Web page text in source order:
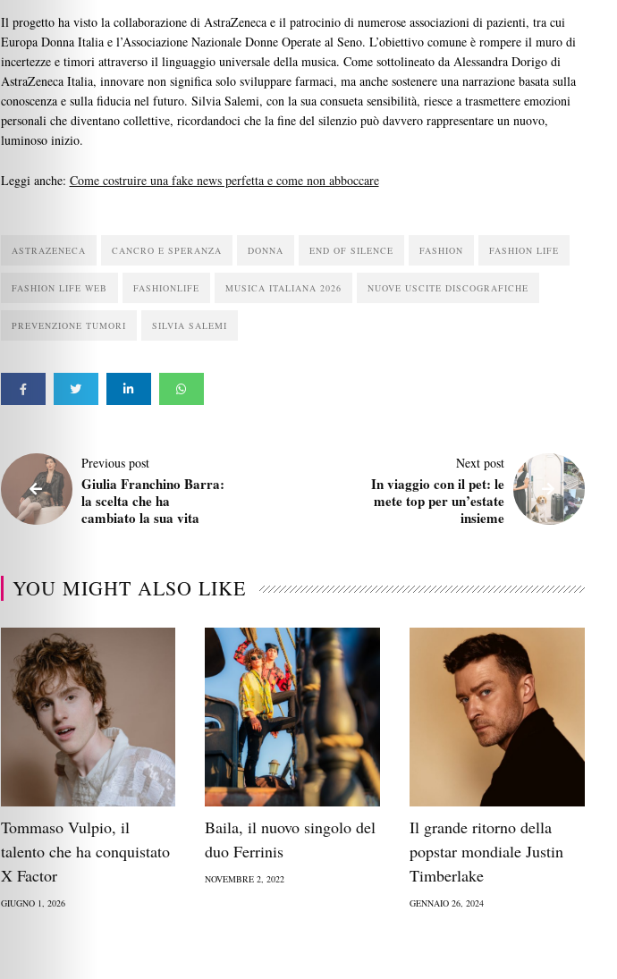
Siamo
I
Partner
Il progetto ha visto la collaborazione di AstraZeneca e il patrocinio di numerose associazioni di pazienti, tra cui
Europa Donna Italia e l’Associazione Nazionale Donne Operate al Seno. L’obiettivo comune è rompere il muro di
incertezze e timori attraverso il linguaggio universale della musica. Come sottolineato da Alessandra Dorigo di
AstraZeneca Italia, innovare non significa solo sviluppare farmaci, ma anche sostenere una narrazione basata sulla
conoscenza e sulla fiducia nel futuro. Silvia Salemi, con la sua consueta sensibilità, riesce a trasmettere emozioni
personali che diventano collettive, ricordandoci che la fine del silenzio può davvero rappresentare un nuovo,
luminoso inizio.
Leggi anche: Come costruire una fake news perfetta e come non abboccare
ASTRAZENECA CANCRO E SPERANZA DONNA END OF SILENCE FASHION FASHION LIFE
FASHION LIFE WEB FASHIONLIFE MUSICA ITALIANA 2026 NUOVE USCITE DISCOGRAFICHE
PREVENZIONE TUMORI SILVIA SALEMI
Previous post
Giulia Franchino Barra:
la scelta che ha
cambiato la sua vita
Next post
In viaggio con il pet: le
mete top per un’estate
insieme
YOU MIGHT ALSO LIKE
Tommaso Vulpio, il
talento che ha conquistato
X Factor
GIUGNO 1, 2026
Baila, il nuovo singolo del
duo Ferrinis
NOVEMBRE 2, 2022
Il grande ritorno della
popstar mondiale Justin
Timberlake
GENNAIO 26, 2024